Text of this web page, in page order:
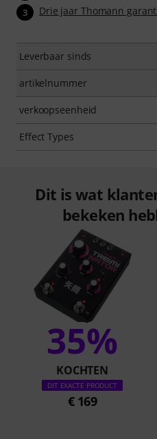
3 Drie jaar Thomann
Leverbaar sinds
artikelnummer
verkoopseenheid
Effect Types
Dit is wat
bekeken
35%
KOCHTEN
DIT EXACTE PRODUCT
€ 169